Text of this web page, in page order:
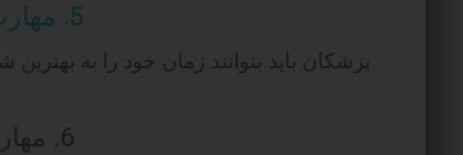
5. مهارت در مدیریت زمان:
پزشکان باید بتوانند زمان خود را به
6. مهارت‌های حل مسائل: